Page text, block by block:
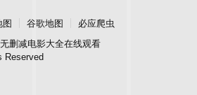
图 谷歌地图
必应爬虫
删减电影大全在线观看
Reserved